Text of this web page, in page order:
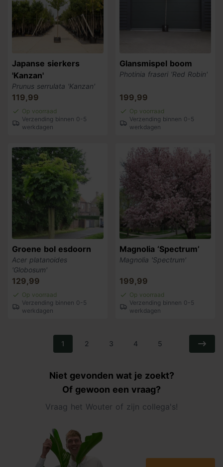
Japanse sierkers
'Kanzan'
Prunus serrulata 'Kanzan'
119,99
Op voorraad
Verzending binnen 0-5
werkdagen
Glansmispel boom
Photinia fraseri 'Red Robin'
199,99
Op voorraad
Verzending binnen 0-5
werkdagen
Groene bol esdoorn
Acer platanoides
'Globosum'
129,99
Op voorraad
Verzending binnen 0-5
werkdagen
Magnolia ‘Spectrum’
Magnolia 'Spectrum'
199,99
Op voorraad
Verzending binnen 0-5
werkdagen
1 2 3 4 5
Niet gevonden wat je zoekt?
Of gewoon een vraag?
Vraag het Wouter of zijn collega's!